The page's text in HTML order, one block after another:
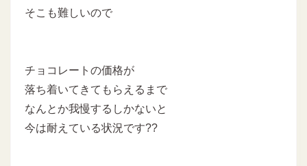
そこも難しいので
チョコレートの価格が
落ち着いてきてもらえるまで
なんとか我慢するしかないと
今は耐えている状況です??